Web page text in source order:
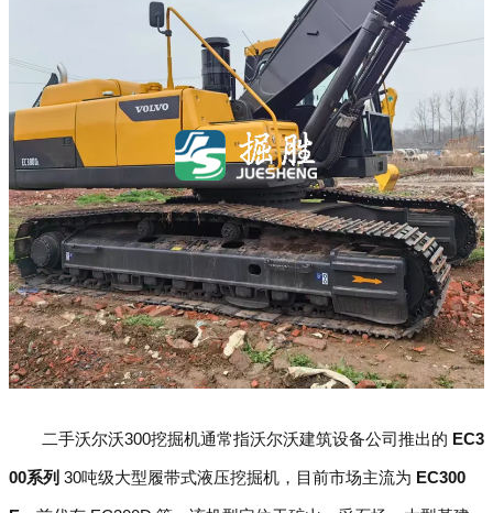
二手沃尔沃300挖掘机通常指沃尔沃建筑设备公司推出的 EC3
00系列 30吨级大型履带式液压挖掘机，目前市场主流为 EC300